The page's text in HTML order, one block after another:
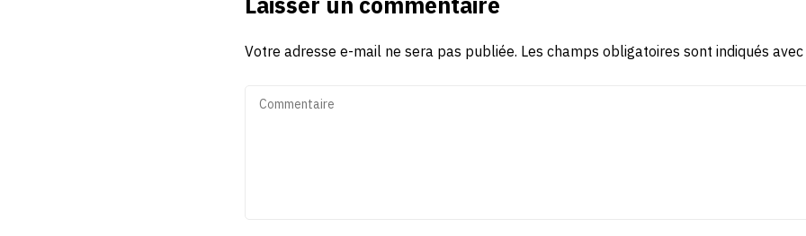
Votre adresse e-mail ne sera pas publiée. Les champs obligatoires sont indiqués avec